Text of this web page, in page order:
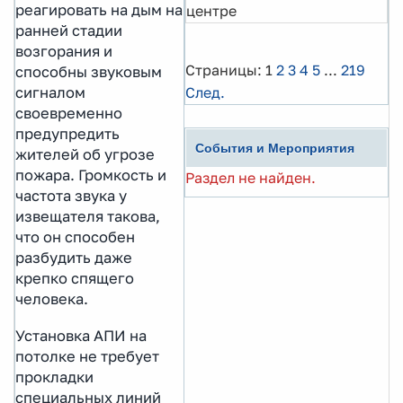
реагировать на дым на
ранней стадии
возгорания и
способны звуковым
сигналом
своевременно
предупредить
жителей об угрозе
пожара. Громкость и
частота звука у
извещателя такова,
что он способен
разбудить даже
крепко спящего
человека.
Установка АПИ на
потолке не требует
прокладки
специальных линий
центре
Страницы: 1 2 3 4 5 ... 219
След.
События и Мероприятия
Раздел не найден.